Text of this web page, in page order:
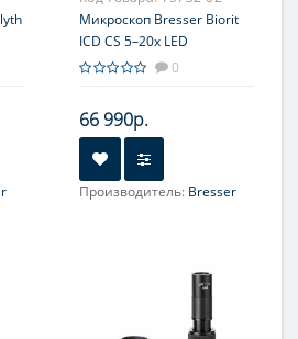
Микроскоп Bresser Biorit
ICD CS 5–20x LED
0
66 990р.
Производитель: Bresser
WF10х-2шт